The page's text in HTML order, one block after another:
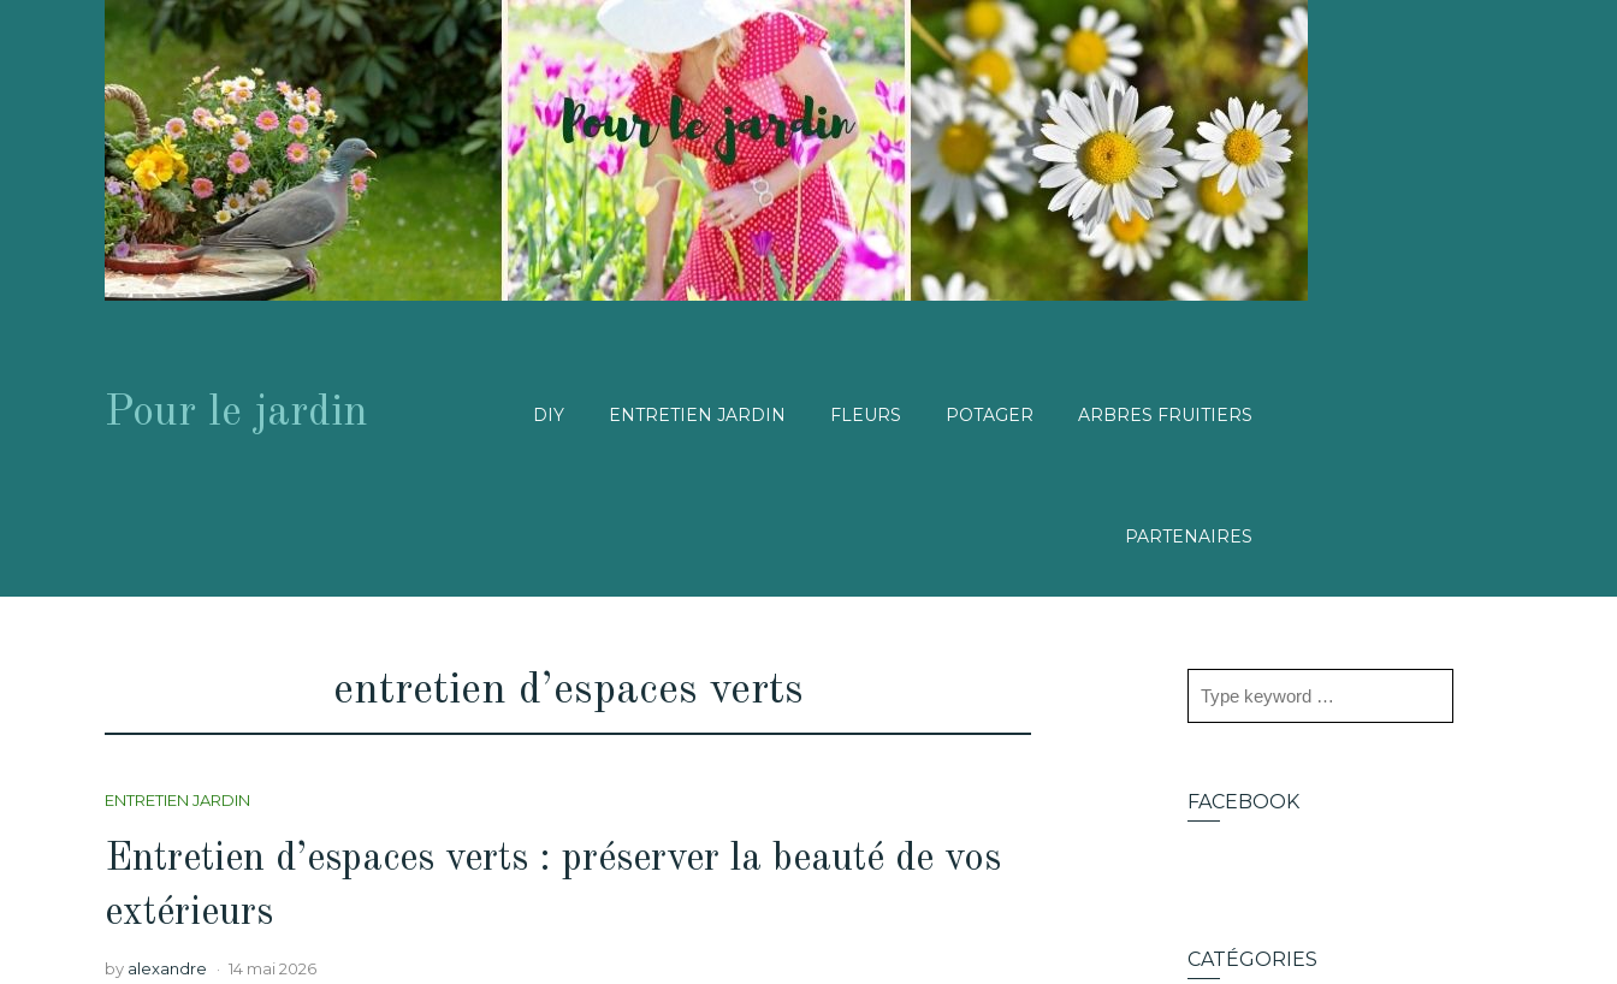
Pour le jardin DIY ENTRETIEN JARDIN FLEURS POTAGER ARBRES FRUITIERS
PARTENAIRES
entretien d’espaces verts
ENTRETIEN JARDIN
Entretien d’espaces verts : préserver la beauté de vos
extérieurs
by alexandre 14 mai 2026
FACEBOOK
CATÉGORIES